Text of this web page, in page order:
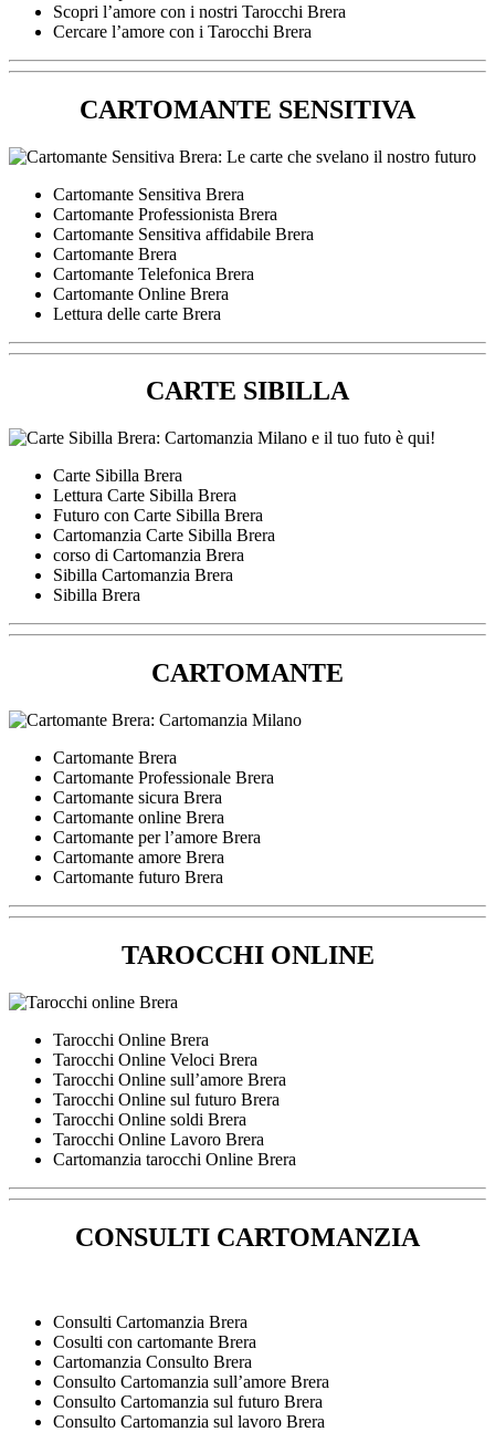
Scopri l’amore con i nostri Tarocchi Brera
Cercare l’amore con i Tarocchi Brera
CARTOMANTE SENSITIVA
Cartomante Sensitiva Brera
Cartomante Professionista Brera
Cartomante Sensitiva affidabile Brera
Cartomante Brera
Cartomante Telefonica Brera
Cartomante Online Brera
Lettura delle carte Brera
CARTE SIBILLA
Carte Sibilla Brera
Lettura Carte Sibilla Brera
Futuro con Carte Sibilla Brera
Cartomanzia Carte Sibilla Brera
corso di Cartomanzia Brera
Sibilla Cartomanzia Brera
Sibilla Brera
CARTOMANTE
Cartomante Brera
Cartomante Professionale Brera
Cartomante sicura Brera
Cartomante online Brera
Cartomante per l’amore Brera
Cartomante amore Brera
Cartomante futuro Brera
TAROCCHI ONLINE
Tarocchi Online Brera
Tarocchi Online Veloci Brera
Tarocchi Online sull’amore Brera
Tarocchi Online sul futuro Brera
Tarocchi Online soldi Brera
Tarocchi Online Lavoro Brera
Cartomanzia tarocchi Online Brera
CONSULTI CARTOMANZIA
Consulti Cartomanzia Brera
Cosulti con cartomante Brera
Cartomanzia Consulto Brera
Consulto Cartomanzia sull’amore Brera
Consulto Cartomanzia sul futuro Brera
Consulto Cartomanzia sul lavoro Brera